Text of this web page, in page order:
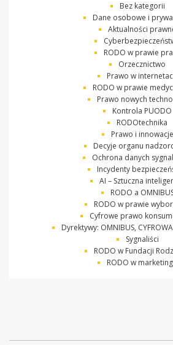
Bez kategorii
Dane osobowe i
Aktualności
RODO w prawie
Orzecznictwo
Prawo w
RODO w prawie
Prawo nowych
Kontrola PUODO
RODOtechnika
Prawo i innowacje
Decyje organu
Ochrona danych
Incydenty
AI – Sztuczna
RODO a
RODO w prawie
Cyfrowe prawo
Dyrektywy: OMNIBUS,
Sygnaliści
RODO w Fundacji
RODO w